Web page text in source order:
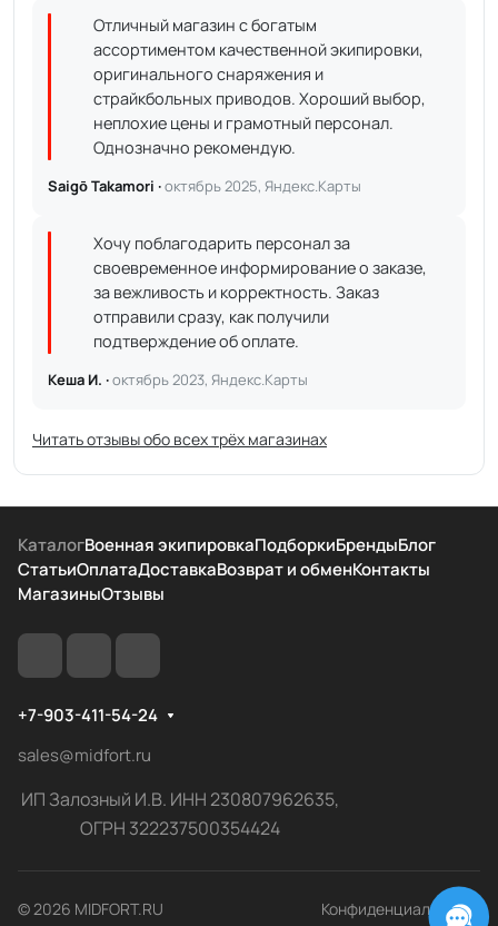
Отличный магазин с богатым
ассортиментом качественной экипировки,
оригинального снаряжения и
страйкбольных приводов. Хороший выбор,
неплохие цены и грамотный персонал.
Однозначно рекомендую.
Saigō Takamori ·октябрь 2025, Яндекс.Карты
Хочу поблагодарить персонал за
своевременное информирование о заказе,
за вежливость и корректность. Заказ
отправили сразу, как получили
подтверждение об оплате.
Кеша И. ·октябрь 2023, Яндекс.Карты
Читать отзывы обо всех трёх магазинах
КаталогВоенная экипировкаПодборкиБрендыБлог
СтатьиОплатаДоставкаВозврат и обменКонтакты
МагазиныОтзывы
+7-903-411-54-24
sales@midfort.ru
ИП Залозный И.В. ИНН 230807962635,
ОГРН 322237500354424
© 2026 MIDFORT.RU Конфиденциальность